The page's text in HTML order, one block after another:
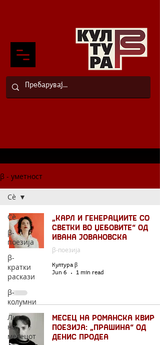
β - уметност
Сè
β-
поезија
β-
кратки
раскази
β-
колумни
Лик
на
месецот
Сè
„Карл и генерациите со
светки во џебовите“ од
Ивана Јовановска
β-поезија
Култура β
Jun 6
1 min read
Месец на романска квир
поезија: „Прашина“ од
Денис Продеа